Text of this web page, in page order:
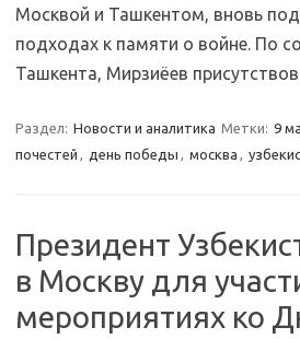
Москвой и Ташкентом, вновь
подходах к памяти о войне. По
Ташкента, Мирзиёев
Раздел: Новости и аналитика Метки: 9
почестей , день победы , москва ,
Президент
в Москву для
мероприятиях ко